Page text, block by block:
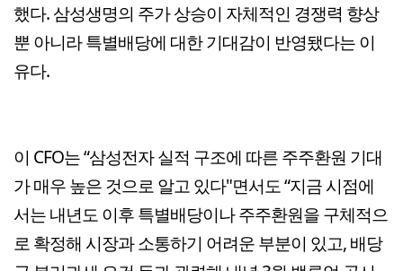
했다. 삼성생명의 주가 상승이 자체적인 경쟁력 향상
뿐 아니라 특별배당에 대한 기대감이 반영됐다는 이
유다.
이 CFO는 “삼성전자 실적 구조에 따른 주주환원 기대
가 매우 높은 것으로 알고 있다"면서도 “지금 시점에
서는 내년도 이후 특별배당이나 주주환원을 구체적으
로 확정해 시장과 소통하기 어려운 부분이 있고, 배당